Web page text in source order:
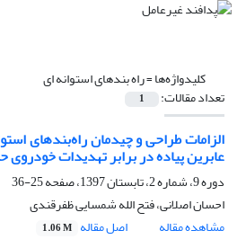
کلیدواژه‌ها =راه بندهای استوانه ای
تعداد مقالات: 1
الزامات طراحی و چیدمان راه‌بندهای
عابرین پیاده در برابر تهدیدات خودروی
دوره 9، شماره 2، تابستان 1397، صفحه
25-36
احسان اصلانی، فتح الله شمسایی ظفرقندی
مشاهده مقاله
اصل مقاله 1.06 M